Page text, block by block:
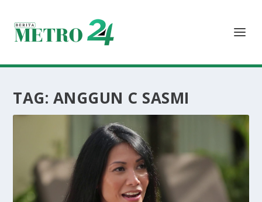
TAG: ANGGUN C SASMI